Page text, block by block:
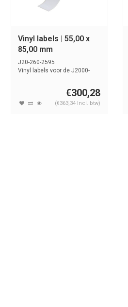
Vinyl labels | 55,00 x
85,00 mm
J20-260-2595
Vinyl labels voor de J2000-
€300,28
(€363,34 Incl. btw)